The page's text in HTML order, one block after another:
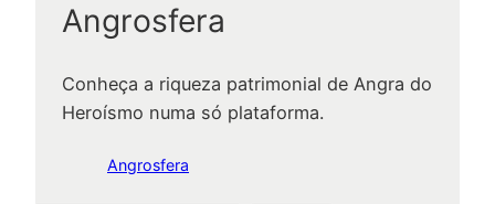
Angrosfera
Conheça a riqueza patrimonial de Angra do
Heroísmo numa só plataforma.
Angrosfera